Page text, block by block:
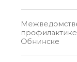
Обнинске